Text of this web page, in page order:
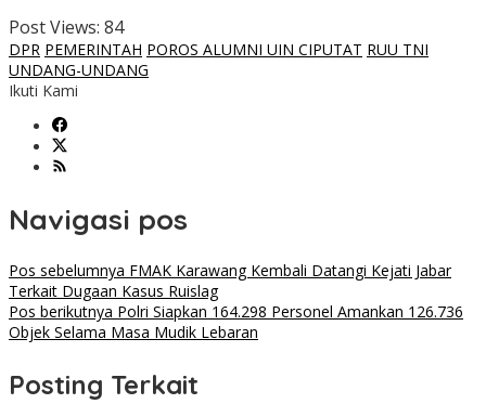
Post Views: 84
DPR PEMERINTAH POROS ALUMNI UIN CIPUTAT RUU TNI
UNDANG-UNDANG
Ikuti Kami
Navigasi pos
Pos sebelumnya FMAK Karawang Kembali Datangi Kejati Jabar
Terkait Dugaan Kasus Ruislag
Pos berikutnya Polri Siapkan 164.298 Personel Amankan 126.736
Objek Selama Masa Mudik Lebaran
Posting Terkait